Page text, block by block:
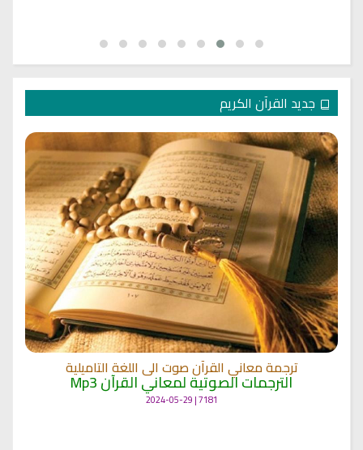
جديد القرآن الكريم
ترجمة معاني القرآن صوت الى اللغة التاميلية
الترجمات الصوتية لمعاني القرآن Mp3
7181 | 2024-05-29